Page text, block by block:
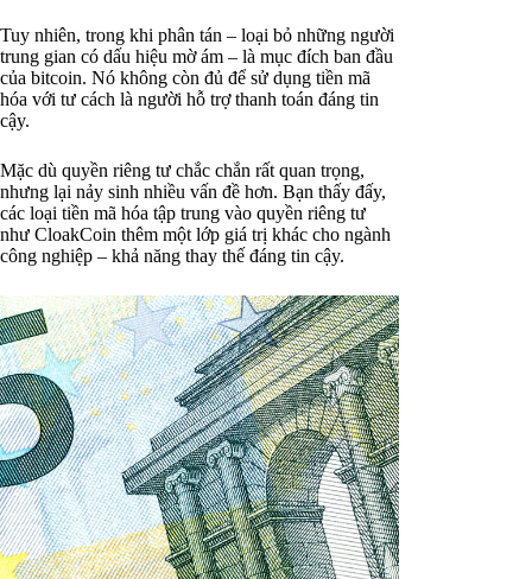
Tuy nhiên, trong khi phân tán – loại bỏ những người
trung gian có dấu hiệu mờ ám – là mục đích ban đầu
của bitcoin. Nó không còn đủ để sử dụng tiền mã
hóa với tư cách là người hỗ trợ thanh toán đáng tin
cậy.
Mặc dù quyền riêng tư chắc chắn rất quan trọng,
nhưng lại nảy sinh nhiều vấn đề hơn. Bạn thấy đấy,
các loại tiền mã hóa tập trung vào quyền riêng tư
như CloakCoin thêm một lớp giá trị khác cho ngành
công nghiệp – khả năng thay thế đáng tin cậy.